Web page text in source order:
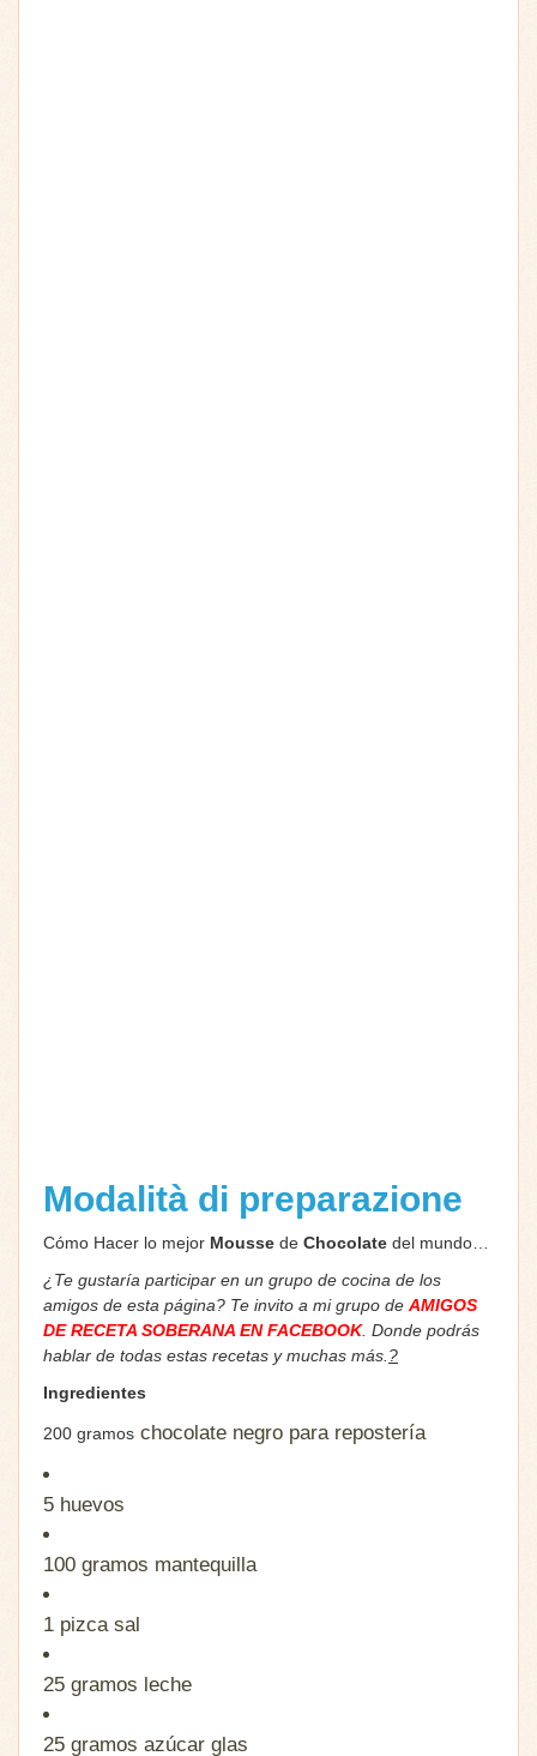
Modalità di preparazione
Cómo Hacer lo mejor Mousse de Chocolate del mundo…
¿Te gustaría participar en un grupo de cocina de los
amigos de esta página? Te invito a mi grupo de AMIGOS
DE RECETA SOBERANA EN FACEBOOK. Donde podrás
hablar de todas estas recetas y muchas más. ?
Ingredientes
200 gramos chocolate negro para repostería
5 huevos
100 gramos mantequilla
1 pizcasal
25 gramos leche
25 gramos azúcar glas